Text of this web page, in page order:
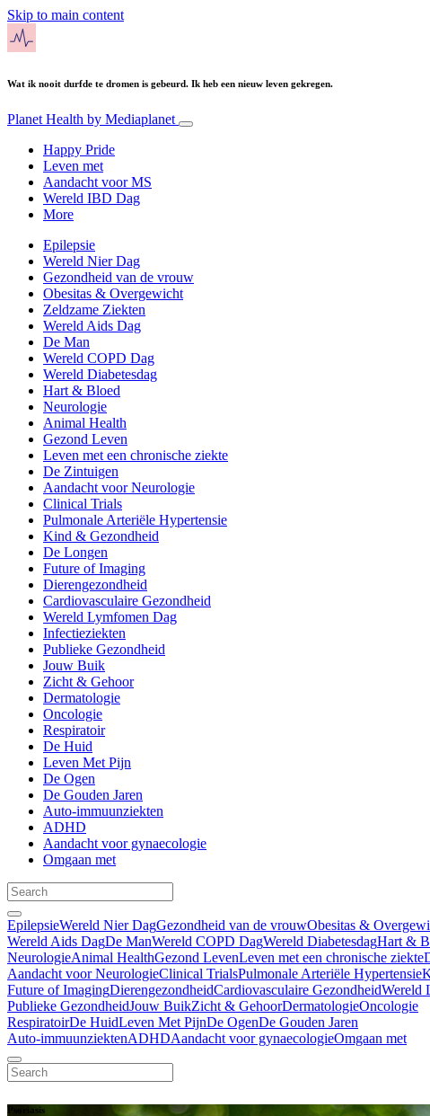
Skip to main content
Wat ik nooit durfde te dromen is gebeurd. Ik heb een nieuw leven gekregen.
Planet Health by Mediaplanet
Happy Pride
Leven met
Aandacht voor MS
Wereld IBD Dag
More
Epilepsie
Wereld Nier Dag
Gezondheid van de vrouw
Obesitas & Overgewicht
Zeldzame Ziekten
Wereld Aids Dag
De Man
Wereld COPD Dag
Wereld Diabetesdag
Hart & Bloed
Neurologie
Animal Health
Gezond Leven
Leven met een chronische ziekte
De Zintuigen
Aandacht voor Neurologie
Clinical Trials
Pulmonale Arteriële Hypertensie
Kind & Gezondheid
De Longen
Future of Imaging
Dierengezondheid
Cardiovasculaire Gezondheid
Wereld Lymfomen Dag
Infectieziekten
Publieke Gezondheid
Jouw Buik
Zicht & Gehoor
Dermatologie
Oncologie
Respiratoir
De Huid
Leven Met Pijn
De Ogen
De Gouden Jaren
Auto-immuunziekten
ADHD
Aandacht voor gynaecologie
Omgaan met
EpilepsieWereld Nier DagGezondheid van de vrouwObesitas &
Wereld Aids DagDe ManWereld COPD DagWereld DiabetesdagHart &
NeurologieAnimal HealthGezond LevenLeven met een chronische ziekte
Aandacht voor NeurologieClinical TrialsPulmonale Arteriële Hypertensie
Future of ImagingDierengezondheidCardiovasculaire GezondheidWereld
Publieke GezondheidJouw BuikZicht & GehoorDermatologieOncologie
RespiratoirDe HuidLeven Met PijnDe OgenDe Gouden Jaren
Auto-immuunziektenADHDAandacht voor gynaecologieOmgaan met
Psoriasis